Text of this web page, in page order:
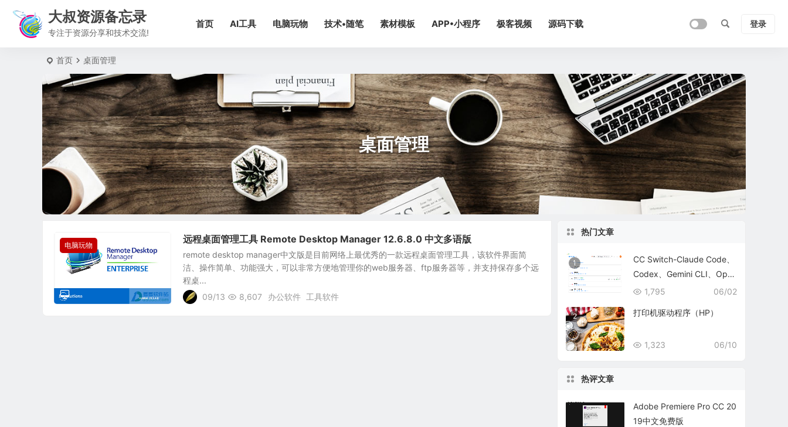
大叔资源备忘录
专注于资源分享和技术交流!
首页 AI工具 电脑玩物 技术•随笔 素材模板 APP•小程序 极客视频 源码下载 登录
首页 桌面管理
桌面管理
电脑玩物
远程桌面管理工具 Remote Desktop Manager 12.6.8.0 中文多语版
remote desktop manager中文版是目前网络上最优秀的一款远程桌面管理工具，该软件界面简
洁、操作简单、功能强大，可以非常方便地管理你的web服务器、ftp服务器等，并支持保存多个远
程桌...
09/13
8,607 办公软件 工具软件
热门文章
1
CC Switch-Claude Code、
Codex、Gemini CLI、Ope
nCode、OpenClaw 和 Her
具
06/02
1,795
2 打印机驱动程序（HP）
06/10
1,323
热评文章
Adobe Premiere Pro CC 20
19中文免费版